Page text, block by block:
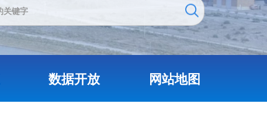
数据开放 网站地图